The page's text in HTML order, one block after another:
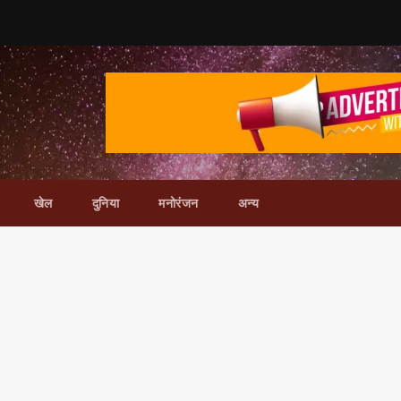
खेल दुनिया मनोरंजन अन्य